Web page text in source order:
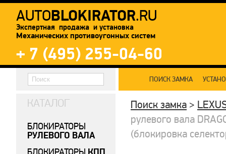
AUTOBLOKIRATOR.RU
Экспертная продажа и установка
Механических противоугонных систем
+ 7 (495) 255-04-60
ПОИСК ЗАМКА
Поиск замка >
рулевого вала
(блокировка
КАТАЛОГ
БЛОКИРАТОРЫ
РУЛЕВОГО ВАЛА
БЛОКИРАТОРЫ КПП